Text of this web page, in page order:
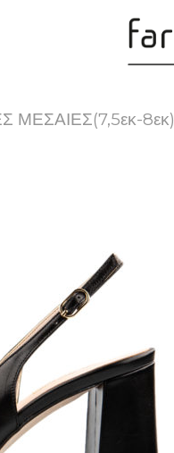
ΜΕΣΑΙΕΣ(7,5εκ-8εκ)